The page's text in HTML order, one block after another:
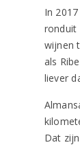
In
ronduit
wijnen
als
liever
Dat